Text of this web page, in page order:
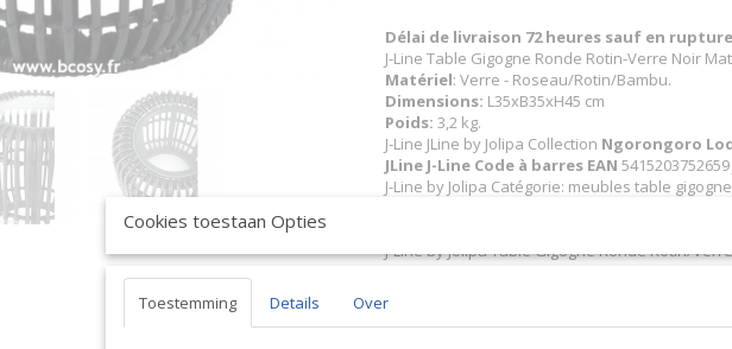
Délai de livraison 72 heures sauf en
J-Line Table Gigogne Ronde Rotin-Verre Noir
Matériel: Verre - Roseau/Rotin/Bambu.
Dimensions: L35xB35xH45 cm
Poids: 3,2 kg.
J-Line JLine by Jolipa Collection Ngorongoro
JLine J-Line Code à barres EAN 5415203752659
J-Line by Jolipa Catégorie: meubles table gigogne
J-Line by Jolipa Table Gigogne Ronde Rotin/
J-Line tables d appoint bouts de canapé/Bout
Nous livrons aussi à l'étranger. N'hésitez
|| Wir liefern auch im
Cookies toestaan Opties
Toestemming Details Over